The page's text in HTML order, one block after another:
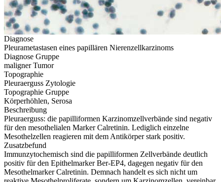
Diagnose
Pleurametastasen eines papillären Nierenzellkarzinoms
Diagnose Gruppe
maligner Tumor
Topographie
Pleuraerguss Zytologie
Topographie Gruppe
Körperhöhlen, Serosa
Beschreibung
Pleuraerguss: die papilliformen Karzinomzellverbände sind negativ
für den mesothelialen Marker Calretinin. Lediglich einzelne
Mesothelzellen reagieren mit dem Antikörper stark positiv.
Zusatzbefund
Immunzytochemisch sind die papilliformen Zellverbände deutlich
positiv für den Epithelmarker Ber-EP4, dagegen negativ für den
Mesothelmarker Calretinin. Demnach handelt es sich nicht um